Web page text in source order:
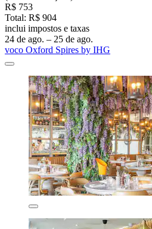
R$ 753
Total: R$ 904
inclui impostos e taxas
24 de ago. – 25 de ago.
voco Oxford Spires by IHG